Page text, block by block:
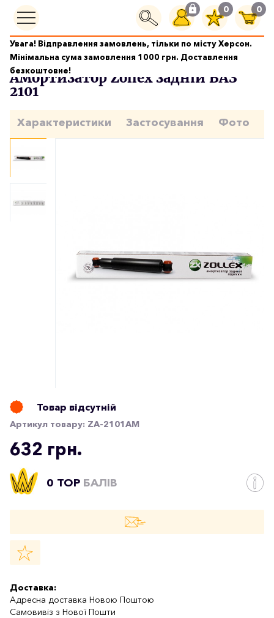
0 0
Увага! Відправлення замовлень, тільки по місту Херсон.
Мінімальна сума замовлення 1000 грн. Доставлення
безкоштовне!
Ходова частина Амортизатор Zollex задній ВАЗ 2101
Амортизатор Zollex задній ВАЗ
2101
Характеристики Застосування Фото
Товар відсутній
Артикул товару: ZA-2101AM
632 грн.
0 TOP БАЛІВ
Доставка:
Адресна доставка Новою Поштою
Самовивіз з Нової Пошти